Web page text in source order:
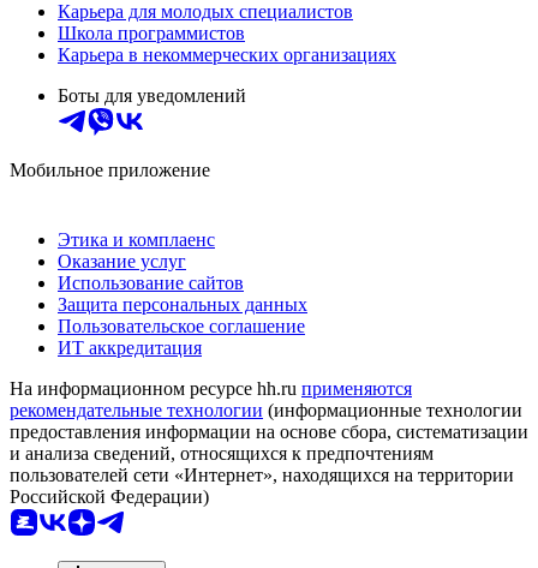
Карьера для молодых специалистов
Школа программистов
Карьера в некоммерческих организациях
Боты для уведомлений
Мобильное приложение
Этика и комплаенс
Оказание услуг
Использование сайтов
Защита персональных данных
Пользовательское соглашение
ИТ аккредитация
На информационном ресурсе hh.ru применяются
рекомендательные технологии (информационные технологии
предоставления информации на основе сбора, систематизации
и анализа сведений, относящихся к предпочтениям
пользователей сети «Интернет», находящихся на территории
Российской Федерации)